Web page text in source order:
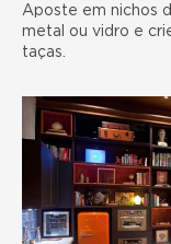
Aposte em nichos
metal ou vidro e
taças.